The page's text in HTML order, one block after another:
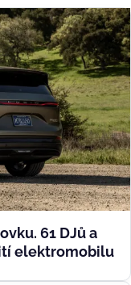
61 DJů a
elektromobilu